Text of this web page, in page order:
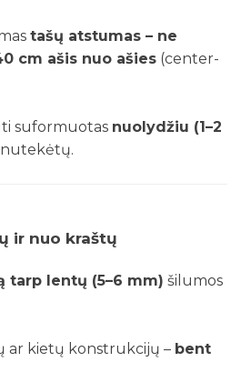
tašų atstumas – ne
cm ašis nuo ašies (center-
suformuotas nuolydžiu (1–2
ir nuo kraštų
tarp lentų (5–6 mm) šilumos
ar kietų konstrukcijų – bent